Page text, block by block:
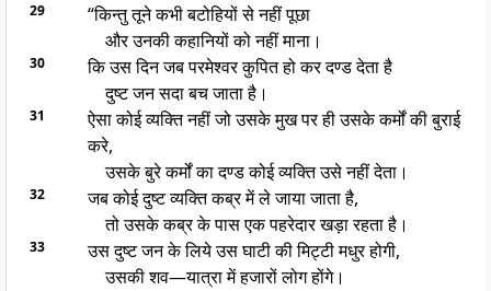
29
“किन्तु तूने कभी बटोहियों से नहीं पूछा
और उनकी कहानियों को नहीं माना।
30
कि उस दिन जब परमेश्वर कुपित हो कर दण्ड देता है
दुष्ट जन सदा बच जाता है।
31
ऐसा कोई व्यक्ति नहीं जो उसके मुख पर ही उसके कर्मों की बुराई
करे,
उसके बुरे कर्मों का दण्ड कोई व्यक्ति उसे नहीं देता।
32
जब कोई दुष्ट व्यक्ति कब्र में ले जाया जाता है,
तो उसके कब्र के पास एक पहरेदार खड़ा रहता है।
33
उस दुष्ट जन के लिये उस घाटी की मिट्टी मधुर होगी,
उसकी शव—यात्रा में हजारों लोग होंगे।